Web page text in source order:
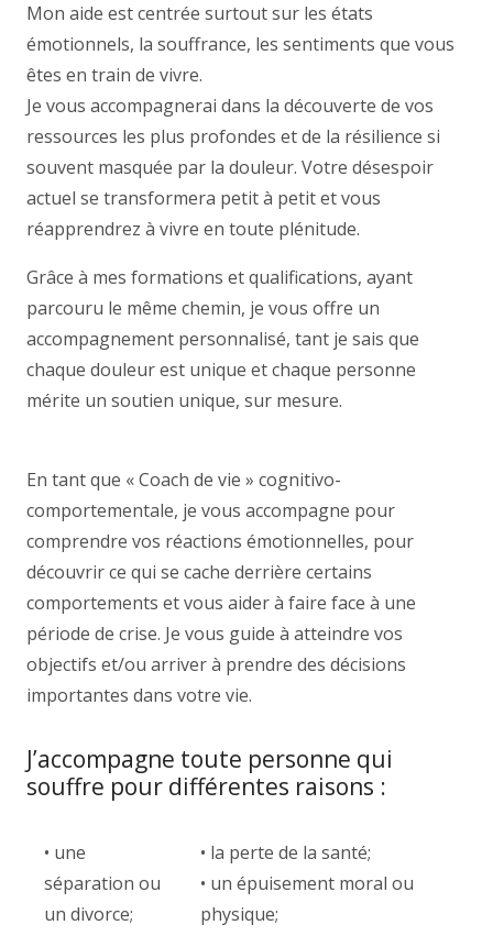
Mon aide est centrée surtout sur les états
émotionnels, la souffrance, les sentiments que vous
êtes en train de vivre.
Je vous accompagnerai dans la découverte de vos
ressources les plus profondes et de la résilience si
souvent masquée par la douleur. Votre désespoir
actuel se transformera petit à petit et vous
réapprendrez à vivre en toute plénitude.
Grâce à mes formations et qualifications, ayant
parcouru le même chemin, je vous offre un
accompagnement personnalisé, tant je sais que
chaque douleur est unique et chaque personne
mérite un soutien unique, sur mesure.
En tant que « Coach de vie » cognitivo-
comportementale, je vous accompagne pour
comprendre vos réactions émotionnelles, pour
découvrir ce qui se cache derrière certains
comportements et vous aider à faire face à une
période de crise. Je vous guide à atteindre vos
objectifs et/ou arriver à prendre des décisions
importantes dans votre vie.
J’accompagne toute personne qui
souffre pour différentes raisons :
• une
séparation ou
un divorce;
• la perte de la santé;
• un épuisement moral ou
physique;